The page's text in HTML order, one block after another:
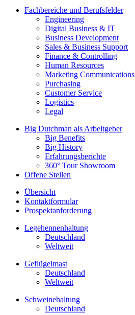
Fachbereiche und Berufsfelder
Engineering
Digital Business & IT
Business Development
Sales & Business Support
Finance & Controlling
Human Resources
Marketing Communications
Purchasing
Customer Service
Logistics
Legal
Big Dutchman als Arbeitgeber
Big Benefits
Big History
Erfahrungsberichte
360° Tour Showroom
Offene Stellen
Übersicht
Kontaktformular
Prospektanforderung
Legehennenhaltung
Deutschland
Weltweit
Geflügelmast
Deutschland
Weltweit
Schweinehaltung
Deutschland